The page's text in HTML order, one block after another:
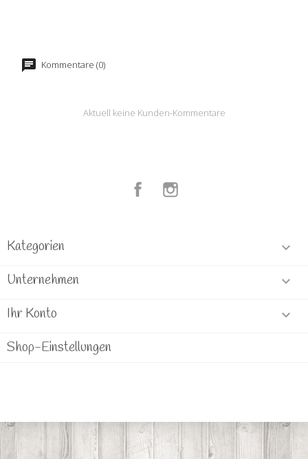
Kommentare (0)
Aktuell keine Kunden-Kommentare
Facebook
Kategorien 
Unternehmen 
Ihr Konto 
Shop-Einstellungen